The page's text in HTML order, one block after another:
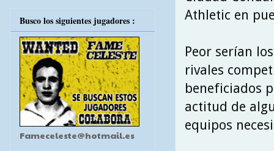
Athletic en
Peor serían
rivales
beneficiados
actitud de
equipos
Busco los siguientes jugadores :
Fameceleste@hotmail.es